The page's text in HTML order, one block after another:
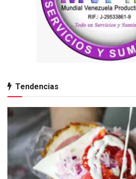
Tendencias